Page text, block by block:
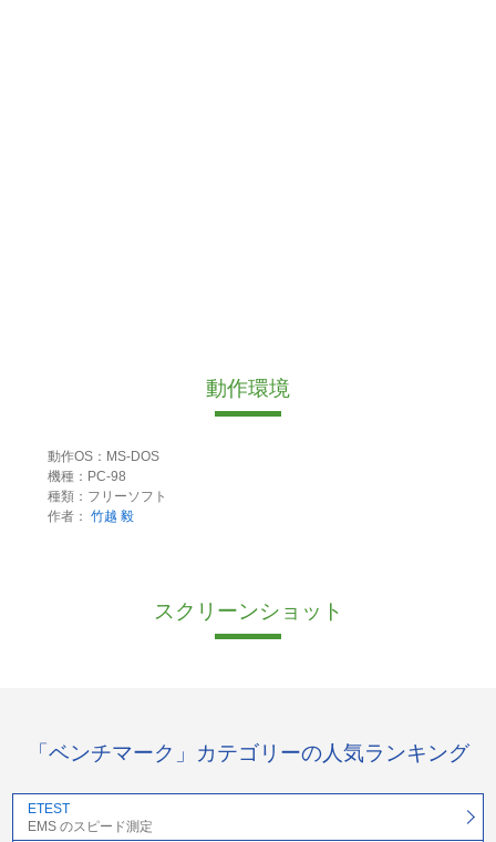
動作環境
動作OS：MS-DOS
機種：PC-98
種類：フリーソフト
作者： 竹越 毅
スクリーンショット
「ベンチマーク」カテゴリーの人気ランキング
ETEST
EMS のスピード測定